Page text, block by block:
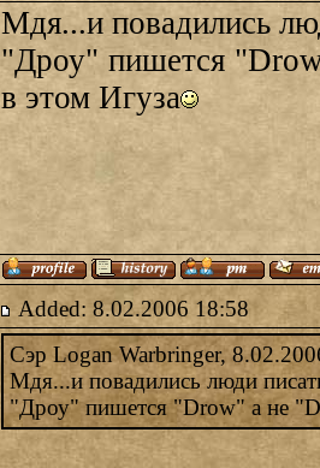
Мдя...и повадились
"Дроу" пишется
в этом Игуза
Added: 8.02.2006 18:58
Сэр Logan Warbringer,
Мдя...и повадились люди
"Дроу" пишется "Drow" а не